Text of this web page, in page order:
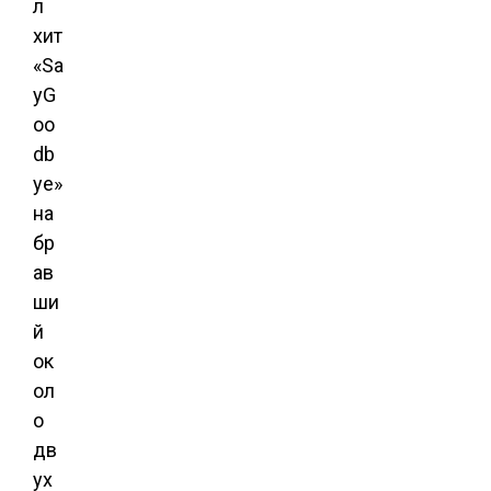
л
хит
«Sa
yG
oo
db
ye»
на
бр
ав
ши
й
ок
ол
о
дв
ух